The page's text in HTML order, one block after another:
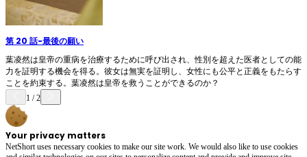
第 20 話-最後の願い
葉凌然は皇帝の重病を治療するために呼び出され、性別を超えた医者としての能
力を証明する機会を得る。彼女は無実を証明し、女性にも公平と正義をもたらす
ことを約束する。葉凌然は皇帝を救うことができるのか？
1 /2
Your privacy matters
NetShort uses necessary cookies to make our site work. We would also like to use cookies